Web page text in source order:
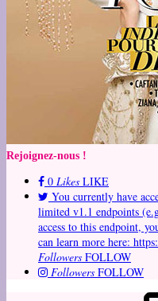
Rejoignez-nous !
0 Likes LIKE
You currently have
limited v1.1 endpoints
access to this endpoint,
can learn more here:
Followers FOLLOW
Followers FOLLOW